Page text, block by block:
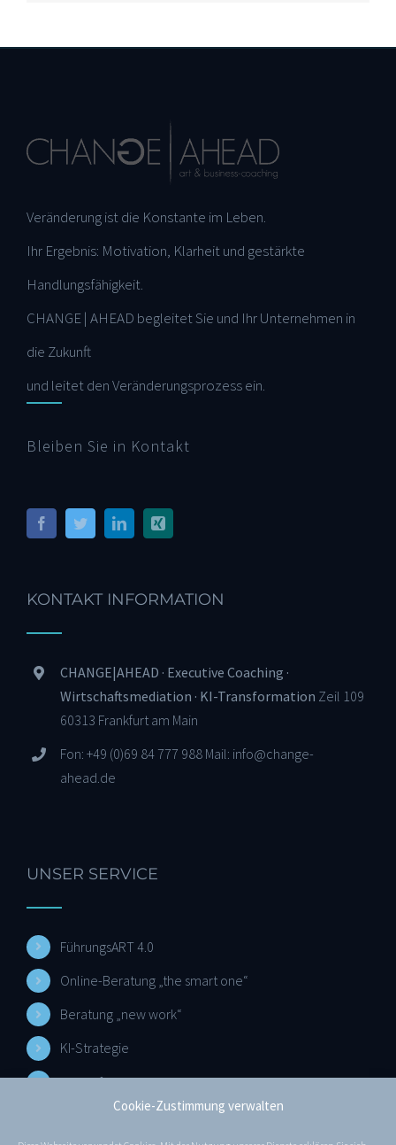
Cookie-Zustimmung verwalten
Veränderung ist die Konstante im Leben.
Ihr Ergebnis: Motivation, Klarheit und gestärkte
Handlungsfähigkeit.
CHANGE | AHEAD begleitet Sie und Ihr Unternehmen in
die Zukunft
und leitet den Veränderungsprozess ein.
Bleiben Sie in Kontakt
KONTAKT INFORMATION
CHANGE|AHEAD · Executive Coaching ·
Wirtschaftsmediation · KI-Transformation Zeil 109
60313 Frankfurt am Main
Fon: +49 (0)69 84 777 988 Mail: info@change-
ahead.de
UNSER SERVICE
FührungsART 4.0
Online-Beratung „the smart one“
Beratung „new work“
KI-Strategie
Art4Reflection